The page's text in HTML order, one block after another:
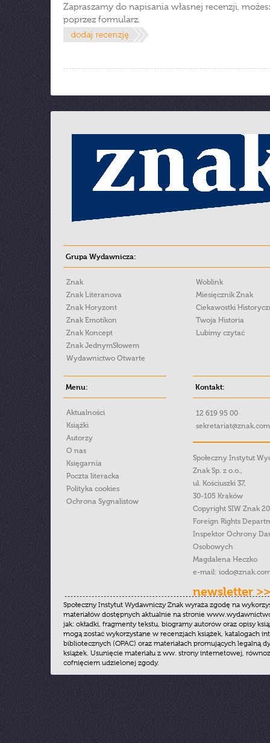
Zapraszamy do napisania własnej recenzji,
poprzez formularz.
Grupa Wydawnicza:
Znak
Znak Literanova
Znak Horyzont
Znak Emotikon
Znak Koncept
Znak JednymSłowem
Wydawnictwo Otwarte
Woblink
Miesięcznik Znak
Ciekawostki
Twoja Historia
Lubimy czytać
Menu:
Aktualności
Książki
Autorzy
O nas
Księgarnia
Poczta literacka
Polityka cookies
Ochrona Sygnalistow
Kontakt:
12 619 95 00
Społeczny Instytut
Znak Sp. z o.o.,
ul. Kościuszki 37,
30-105 Kraków
Copyright SIW Znak
Foreign Rights
Inspektor Ochrony
Osobowych
Magdalena Heczko
e-mail:
newsletter >>
Społeczny Instytut Wydawniczy Znak wyraża zgodę na
materiałów dostępnych aktualnie na stronie
jak: okładki, fragmenty tekstu, biogramy autorów oraz opisy
mogą zostać wykorzystane w recenzjach książek, katalogach
bibliotecznych (OPAC) oraz materiałach promujących legalną
książek. Usunięcie materiału z ww. strony internetowej,
cofnięciem udzielonej zgody.